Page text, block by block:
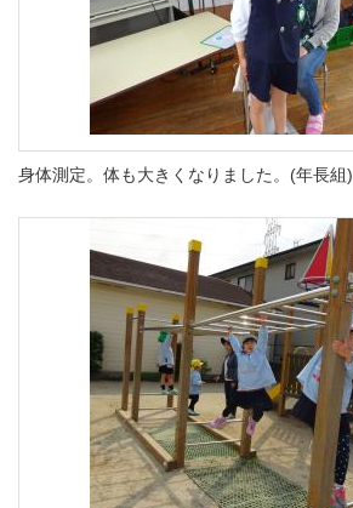
身体測定。体も大きくなりました。(年長組)